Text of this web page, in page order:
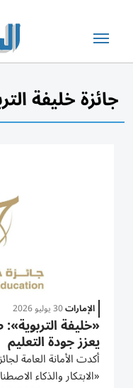
جائزة خليفة
الإمارات30 يوليو 2026
«خليفة
يعزز جودة التعليم
أكدت الأمانة العامة
«الابتكار والذكاء